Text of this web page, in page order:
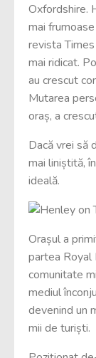
Oxfordshire.
mai
revista
mai ridicat.
au crescut
Mutarea
oraș, a
Dacă vrei să
mai liniștită,
ideală.
Orașul a
partea Royal
comunitate
mediul
devenind un
mii de turiști.